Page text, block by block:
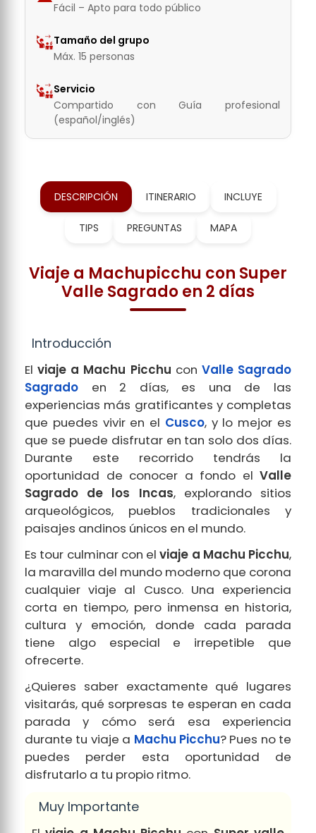
Fácil – Apto para todo público
Tamaño del grupo
Máx. 15 personas
Servicio
Compartido con Guía profesional
(español/inglés)
DESCRIPCIÓN ITINERARIO INCLUYE
TIPS PREGUNTAS MAPA
Viaje a Machupicchu con Super
Valle Sagrado en 2 días
Introducción
Elviaje a Machu Picchu con Valle Sagrado
Sagrado en 2 días, es una de las
experiencias más gratificantes y completas
que puedes vivir en el Cusco, y lo mejor es
que se puede disfrutar en tan solo dos días.
Durante este recorrido tendrás la
oportunidad de conocer a fondo el Valle
Sagrado de los Incas, explorando sitios
arqueológicos, pueblos tradicionales y
paisajes andinos únicos en el mundo.
Es tour culminar con elviaje a Machu Picchu,
la maravilla del mundo moderno que corona
cualquier viaje al Cusco. Una experiencia
corta en tiempo, pero inmensa en historia,
cultura y emoción, donde cada parada
tiene algo especial e irrepetible que
ofrecerte.
¿Quieres saber exactamente qué lugares
visitarás, qué sorpresas te esperan en cada
parada y cómo será esa experiencia
durante tu viaje a Machu Picchu? Pues no te
puedes perder esta oportunidad de
disfrutarlo a tu propio ritmo.
Muy Importante